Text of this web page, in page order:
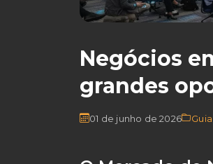
Negócios
grandes
01 de junho de 2026